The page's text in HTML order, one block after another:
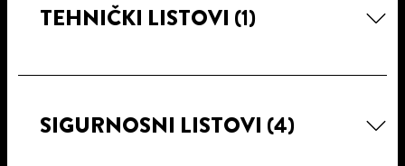
TEHNIČKI LISTOVI (1)
SIGURNOSNI LISTOVI (4)